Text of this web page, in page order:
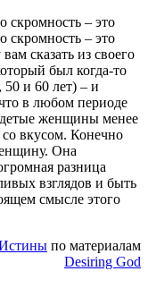
скромность – это
скромность – это
сказать из своего
был когда-то
и 60 лет) – и
в любом периоде
женщины менее
вкусом. Конечно
Она
разница
взглядов и быть
смысле этого
по материалам
Desiring God